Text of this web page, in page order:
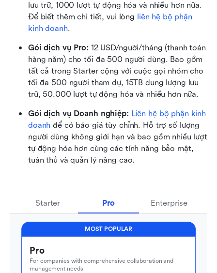
lưu trữ, 1000 lượt tự động hóa và nhiều hơn nữa.
Để biết thêm chi tiết, vui lòng liên hệ bộ phận
kinh doanh.
Gói dịch vụ Pro: 12 USD/người/tháng (thanh toán
hàng năm) cho tối đa 500 người dùng. Bao gồm
tất cả trong Starter cộng với cuộc gọi nhóm cho
tối đa 500 người tham dự, 15TB dung lượng lưu
trữ, 50.000 lượt tự động hóa và nhiều hơn nữa.
Gói dịch vụ Doanh nghiệp: Liên hệ bộ phận kinh
doanh để có báo giá tùy chỉnh. Hỗ trợ số lượng
người dùng không giới hạn và bao gồm nhiều lượt
tự động hóa hơn cùng các tính năng bảo mật,
tuân thủ và quản lý nâng cao.
Starter Pro Enterprise
MOST POPULAR
Pro
For companies with comprehensive collaboration and
management needs